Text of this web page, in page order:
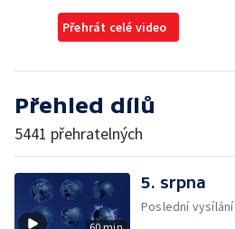
Přehrát celé video
Přehled dílů
5441 přehratelných
5. srpna
Poslední vysílání